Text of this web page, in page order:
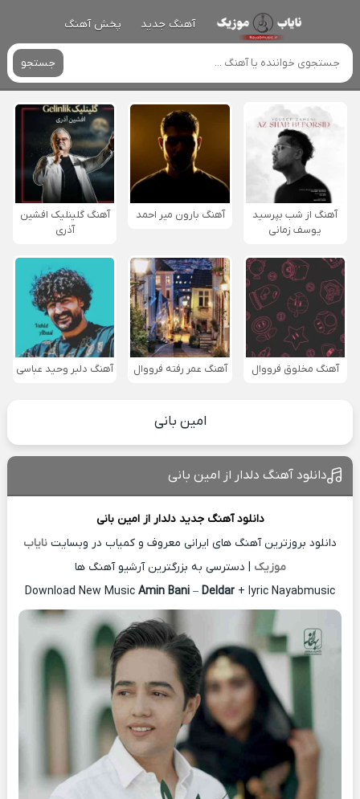
آهنگ جدید پخش آهنگ
جستجو
آهنگ از شب بپرسید
یوسف زمانی
آهنگ بارون میر احمد
آهنگ گلینلیک افشین
آذری
آهنگ مخلوق فرووال آهنگ عمر رفته فرووال آهنگ دلبر وحید عباسی
امین بانی
دانلود آهنگ دلدار از امین بانی
دانلود آهنگ جدید دلدار ازامین بانی
دانلود بروزترین آهنگ های ایرانی معروف و کمیاب در وبسایت نایاب
موزیک | دسترسی به بزرگترین آرشیو آهنگ ها
Download New Music Amin Bani – Deldar + lyric Nayabmusic